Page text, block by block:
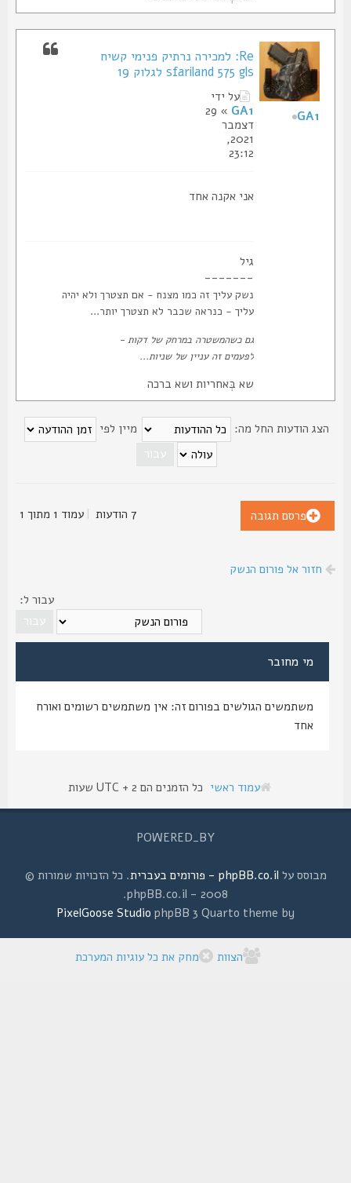
Re: למכירה נרתיק פנימי קשיח
sfariland 575 gls לגלוק 19
על ידי
» 29
דצמבר
2021,
23:12
אני אקנה אחד
-------
נשק עליך זה כמו מצנח - אם תצטרך ולא יהיה
עליך - כנראה שכבר לא תצטרך יותר...
גם כשהמשטרה במרחק של דקות -
לפעמים זה עניין של שניות...
שא בְּאחריות ושא ברכה
הודעות החל מה: מיין לפי
פרסם תגובה |עמוד1מתוך1
חזור אל פורום הנשק
עבור ל:
מי מחובר
משתמשים הגולשים בפורום זה: אין משתמשים רשומים ואורח
עמוד ראשי כל הזמנים הם UTC + 2 שעות
POWERED_BY
מבוסס עלphpBB.co.il - פורומים בעברית
. כל הזכויות שמורות ©
2008 - phpBB.co.il.
phpBB 3 Quarto theme by
PixelGoose Studio
הצוות מחק את כל עוגיות המערכת